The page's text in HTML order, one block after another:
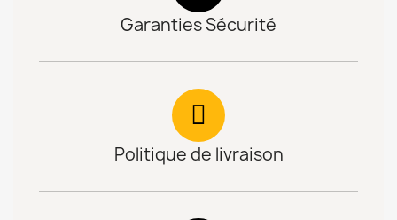
Garanties Sécurité
Politique de livraison